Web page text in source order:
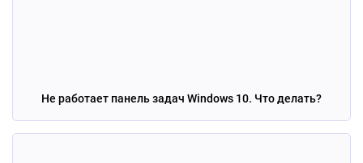
Не работает панель задач Windows 10. Что делать?